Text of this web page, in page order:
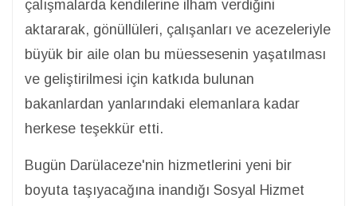
çalışmalarda kendilerine ilham verdiğini
aktararak, gönüllüleri, çalışanları ve acezeleriyle
büyük bir aile olan bu müessesenin yaşatılması
ve geliştirilmesi için katkıda bulunan
bakanlardan yanlarındaki elemanlara kadar
herkese teşekkür etti.
Bugün Darülaceze'nin hizmetlerini yeni bir
boyuta taşıyacağına inandığı Sosyal Hizmet